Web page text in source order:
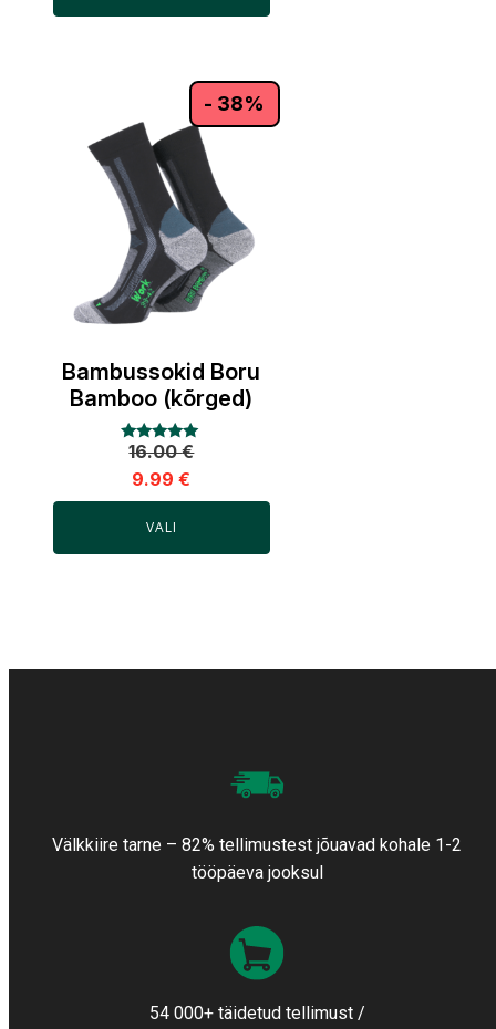
- 38%
Bambussokid Boru
Bamboo (kõrged)
Hinnanguga
/ 5
16.00€
9.99€
VALI
Välkkiire tarne – 82% tellimustest jõuavad kohale 1-2
tööpäeva jooksul
54 000+ täidetud tellimust /